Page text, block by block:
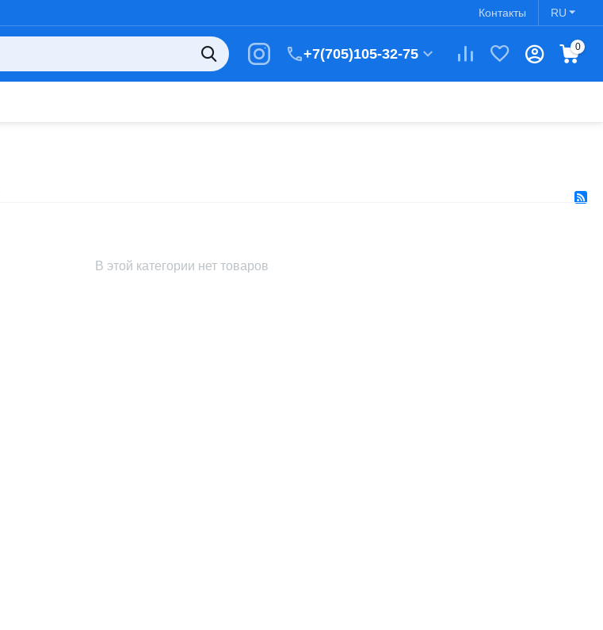
RU
Контакты
+7(705)105-32-75 0
В этой категории нет товаров